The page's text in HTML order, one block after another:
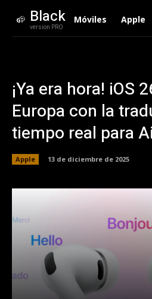
Black
version PRO
Móviles Apple
¡Ya era hora! iOS
Europa con la
tiempo real para
Apple 13 de diciembre de 2025